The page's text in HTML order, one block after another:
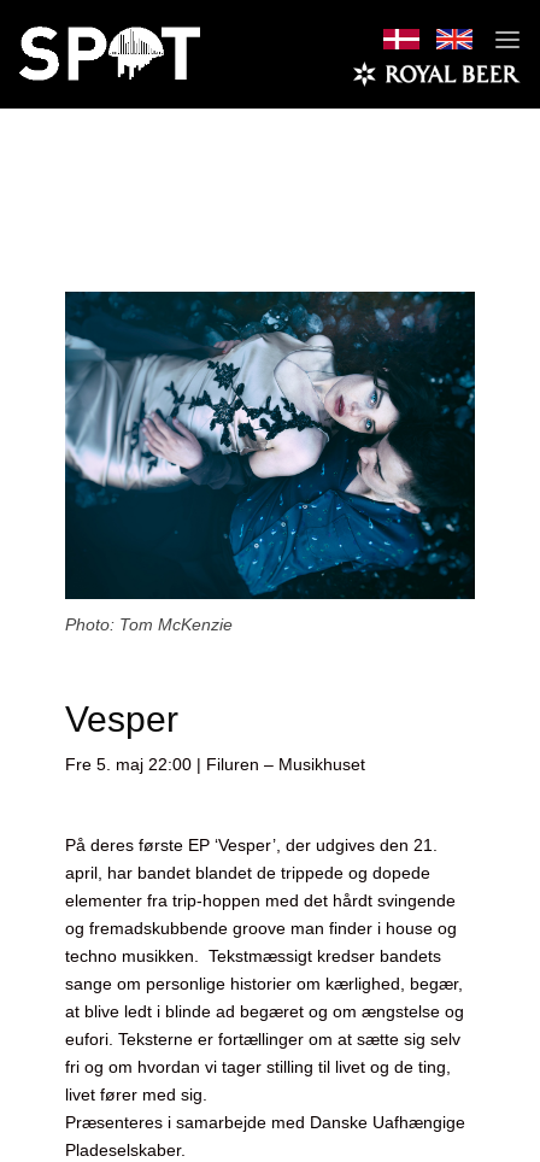
Photo: Tom McKenzie
Vesper
Fre 5. maj 22:00 | Filuren – Musikhuset
På deres første EP ‘Vesper’, der udgives den 21.
april, har bandet blandet de trippede og dopede
elementer fra trip-hoppen med det hårdt svingende
og fremadskubbende groove man finder i house og
techno musikken. Tekstmæssigt kredser bandets
sange om personlige historier om kærlighed, begær,
at blive ledt i blinde ad begæret og om ængstelse og
eufori. Teksterne er fortællinger om at sætte sig selv
fri og om hvordan vi tager stilling til livet og de ting,
livet fører med sig.
Præsenteres i samarbejde med Danske Uafhængige
Pladeselskaber.